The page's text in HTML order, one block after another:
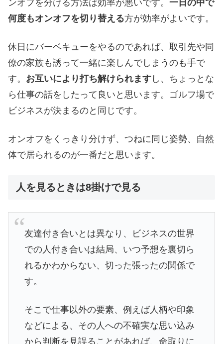
ンオフを分ける方法は効率が悪いです。 一日の中で
何度もオンオフを切り替える方が効率がよいです。
休日にバーベキューをやるのであれば、取引先や同
僚の家族も誘って一緒に楽しんでしまうのも手で
す。 お互いにより打ち解けられます し、ちょっとな
ら仕事の話をしたって良いと思います。ゴルフ場で
ビジネスが決まるのと同じです。
オンオフをくっきり分けず、つねに同じ姿勢、自然
体で居られるのが一番だと思います。
人を見るときは8掛けで見る
友達付き合いとは異なり、ビジネスの世界
での人付き合いは結局、いつ予想を裏切ら
れるかわからない、切った張ったの関係で
す。
そこで仕事以外の要素、例えば人柄や印象
などによる、その人への不確実な思い込み
から判断を見誤ることがあれば、命取りに